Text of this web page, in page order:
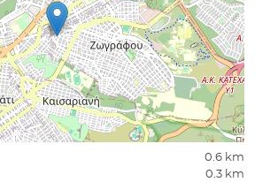
0.6 km
0.3 km